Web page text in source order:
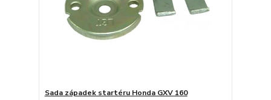
Sada západek startéru Honda GXV 160